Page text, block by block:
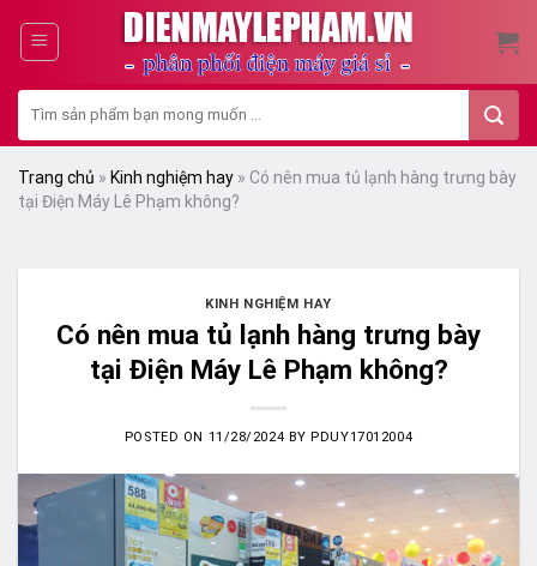
kiếm:
Trang chủ » Kinh nghiệm hay » Có nên mua tủ lạnh hàng trưng bày
tại Điện Máy Lê Phạm không?
KINH NGHIỆM HAY
Có nên mua tủ lạnh hàng trưng bày
tại Điện Máy Lê Phạm không?
POSTED ON 11/28/2024 BYPDUY17012004